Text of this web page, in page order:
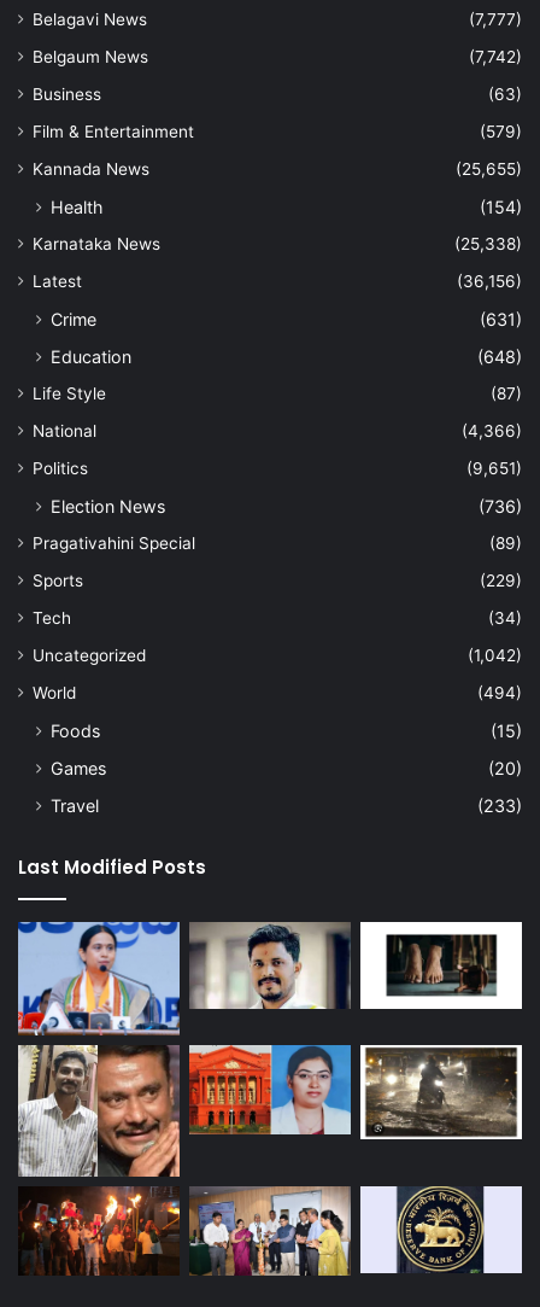
Belagavi News
(7,777)
Belgaum News
(7,742)
Business
(63)
Film & Entertainment
(579)
Kannada News
(25,655)
Health (154)
Karnataka News
(25,338)
Latest
(36,156)
Crime
(631)
Education
(648)
Life Style
(87)
National
(4,366)
Politics
(9,651)
Election News (736)
Pragativahini Special
(89)
Sports
(229)
Tech
(34)
Uncategorized
(1,042)
World
(494)
Foods
(15)
Games
(20)
Travel
(233)
Last Modified Posts